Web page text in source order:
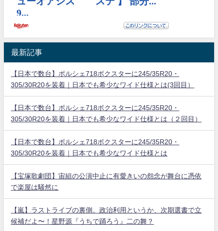
最新記事
【日本で数台】ポルシェ718ボクスターに245/35R20・
305/30R20を装着｜日本でも希少なワイド仕様とは(3回目）
【日本で数台】ポルシェ718ボクスターに245/35R20・
305/30R20を装着｜日本でも希少なワイド仕様とは（２回目）
【日本で数台】ポルシェ718ボクスターに245/35R20・
305/30R20を装着｜日本でも希少なワイド仕様とは
【宝塚歌劇団】宙組の公演中止に有愛きいの怨念が舞台に憑依
で楽屋は騒然に
【嵐】ラストライブの裏側。政治利用というか、次期選書で立
候補だよ〜！星野源『うちで踊ろう』二の舞？